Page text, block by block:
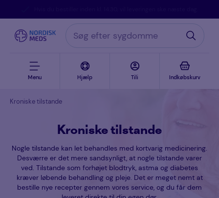
Menu Hjælp Tili Indkøbskurv
Kroniske tilstande
Kroniske tilstande
Nogle tilstande kan let behandles med kortvarig medicinering.
Desværre er det mere sandsynligt, at nogle tilstande varer
ved. Tilstande som forhøjet blodtryk, astma og diabetes
kræver løbende behandling og pleje. Det er meget nemt at
bestille nye recepter gennem vores service, og du får dem